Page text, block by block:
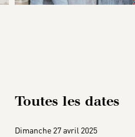
Toutes les dates
Dimanche 27 avril 2025